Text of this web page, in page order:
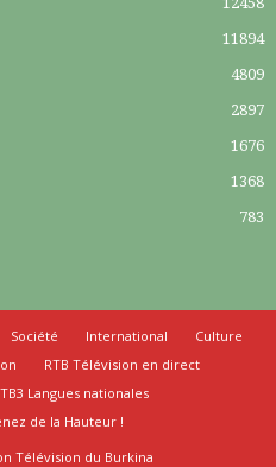
11894
4809
2897
1676
1368
783
Société International
Culture
RTB Télévision en direct
Langues nationales
de la Hauteur !
Télévision du Burkina